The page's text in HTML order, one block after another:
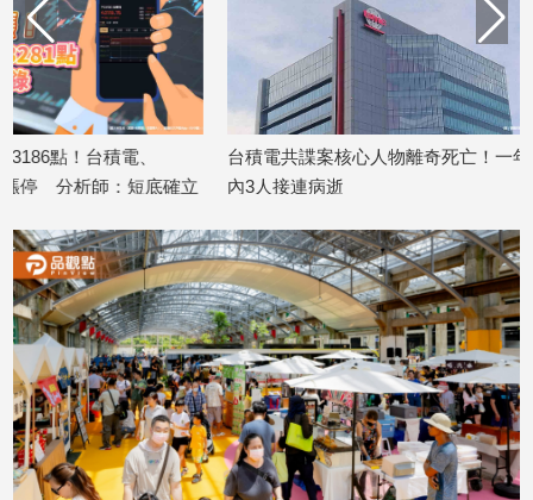
情
藝
術
／
文
創
／
影
推
薦
科
技/
遊
戲
運
動
寵
立
台積電共諜案核心人物離奇死亡！一年
內3人接連病逝
台積電、台灣